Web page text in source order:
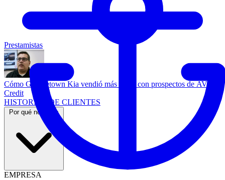
Prestamistas
Cómo Georgetown Kia vendió más autos con prospectos de AVA
Credit
HISTORIAS DE CLIENTES
Por qué nosotros
EMPRESA